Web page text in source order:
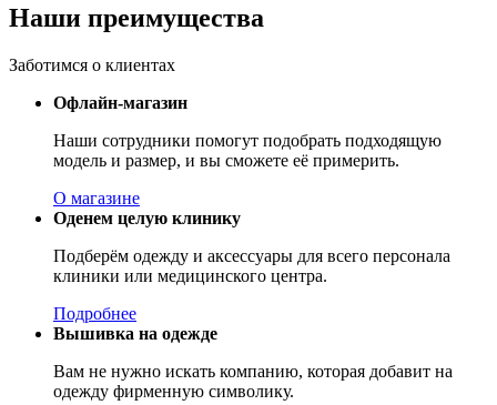
Наши преимущества
Заботимся о клиентах
Офлайн-магазин
Наши сотрудники помогут подобрать подходящую
модель и размер, и вы сможете её примерить.
О магазине
Оденем целую клинику
Подберём одежду и аксессуары для всего персонала
клиники или медицинского центра.
Подробнее
Вышивка на одежде
Вам не нужно искать компанию, которая добавит на
одежду фирменную символику.